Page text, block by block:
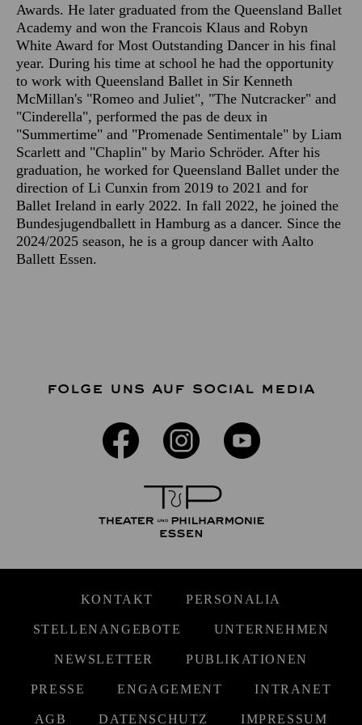
Awards. He later graduated from the Queensland Ballet
Academy and won the Francois Klaus and Robyn
White Award for Most Outstanding Dancer in his final
year. During his time at school he had the opportunity
to work with Queensland Ballet in Sir Kenneth
McMillan's "Romeo and Juliet", "The Nutcracker" and
"Cinderella", performed the pas de deux in
"Summertime" and "Promenade Sentimentale" by Liam
Scarlett and "Chaplin" by Mario Schröder. After his
graduation, he worked for Queensland Ballet under the
direction of Li Cunxin from 2019 to 2021 and for
Ballet Ireland in early 2022. In fall 2022, he joined the
Bundesjugendballett in Hamburg as a dancer. Since the
2024/2025 season, he is a group dancer with Aalto
Ballett Essen.
FOLGE UNS AUF SOCIAL MEDIA
KONTAKT PERSONALIA
STELLENANGEBOTE UNTERNEHMEN
NEWSLETTER PUBLIKATIONEN
PRESSE ENGAGEMENT INTRANET
AGB DATENSCHUTZ IMPRESSUM